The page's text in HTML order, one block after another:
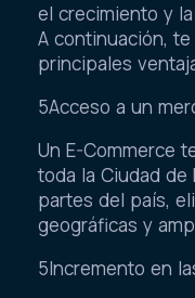
el crecimiento y
A continuación,
principales
5Acceso a un
Un E-Commerce
toda la Ciudad
partes del país,
geográficas y
5Incremento en